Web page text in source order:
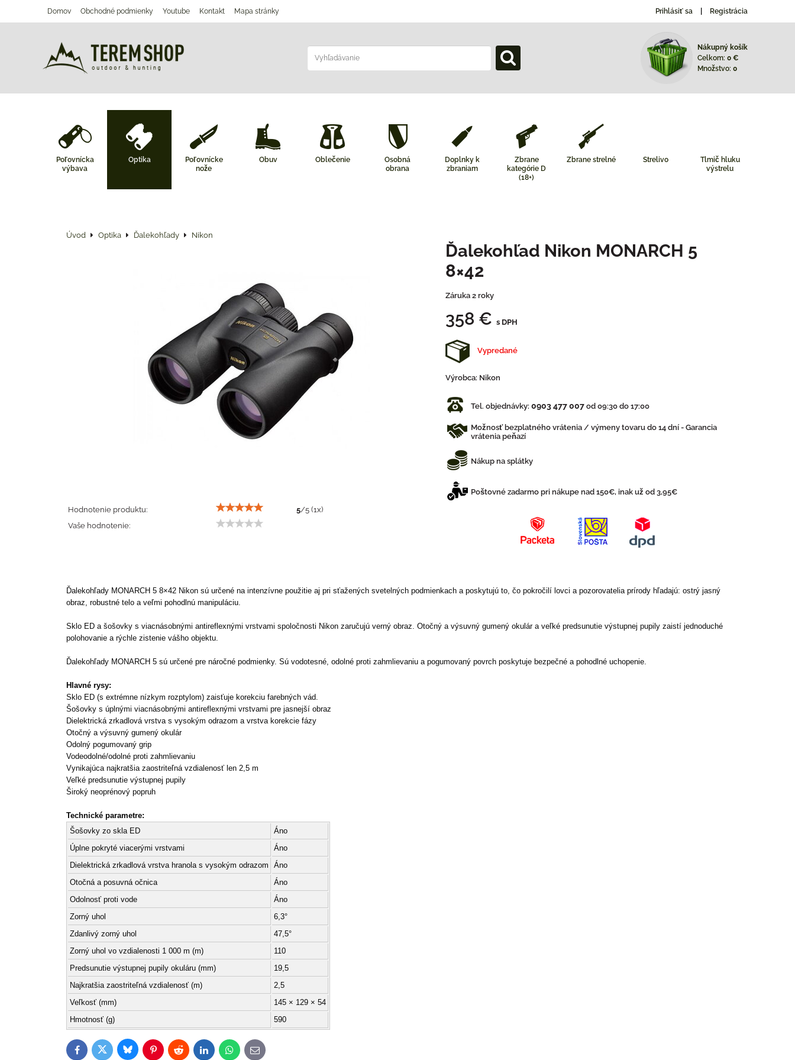
Domov Obchodné podmienky Youtube Kontakt Mapa stránky Prihlásiť sa Registrácia
Nákupný košík
Celkom: 0 €
Množstvo: 0
Poľovnícka
výbava
Optika
Poľovnícke
nože
Obuv Oblečenie
Osobná
obrana
Doplnky k
zbraniam
Zbrane
kategórie D
(18+)
Zbrane strelné Strelivo
Tlmič hluku
výstrelu
Úvod Optika Ďalekohľady Nikon
Hodnotenie produktu: 5/5 (1x)
Vaše hodnotenie:
Ďalekohľad Nikon MONARCH 5
8×42
Záruka 2 roky
358 € s DPH
Vypredané
Výrobca: Nikon
Tel. objednávky: 0903 477 007 od 09:30 do 17:00
Možnosť bezplatného vrátenia / výmeny tovaru do 14 dní - Garancia
vrátenia peňazí
Nákup na splátky
Poštovné zadarmo pri nákupe nad 150€, inak už od 3,95€
Ďalekohľady MONARCH 5 8×42 Nikon sú určené na intenzívne použitie aj pri sťažených svetelných podmienkach a poskytujú to, čo pokročilí lovci a pozorovatelia prírody hľadajú: ostrý jasný
obraz, robustné telo a veľmi pohodlnú manipuláciu.
Sklo ED a šošovky s viacnásobnými antireflexnými vrstvami spoločnosti Nikon zaručujú verný obraz. Otočný a výsuvný gumený okulár a veľké predsunutie výstupnej pupily zaistí jednoduché
polohovanie a rýchle zistenie vášho objektu.
Ďalekohľady MONARCH 5 sú určené pre náročné podmienky. Sú vodotesné, odolné proti zahmlievaniu a pogumovaný povrch poskytuje bezpečné a pohodlné uchopenie.
Hlavné rysy:
Sklo ED (s extrémne nízkym rozptylom) zaisťuje korekciu farebných vád.
Šošovky s úplnými viacnásobnými antireflexnými vrstvami pre jasnejší obraz
Dielektrická zrkadlová vrstva s vysokým odrazom a vrstva korekcie fázy
Otočný a výsuvný gumený okulár
Odolný pogumovaný grip
Vodeodolné/odolné proti zahmlievaniu
Vynikajúca najkratšia zaostriteľná vzdialenosť len 2,5 m
Veľké predsunutie výstupnej pupily
Široký neoprénový popruh
Technické parametre:
Šošovky zo skla ED
Áno
Úplne pokryté viacerými vrstvami
Áno
Dielektrická zrkadlová vrstva hranola s vysokým odrazom
Áno
Otočná a posuvná očnica
Áno
Odolnosť proti vode
Áno
Zorný uhol
6,3°
Zdanlivý zorný uhol
47,5°
Zorný uhol vo vzdialenosti 1 000 m (m)
110
Predsunutie výstupnej pupily okuláru (mm)
19,5
Najkratšia zaostriteľná vzdialenosť (m)
2,5
Veľkosť (mm)
145 × 129 × 54
Hmotnosť (g)
590
FacebookTwitterBlueskyPinterestReddit LinkedInWhatsApp
E-